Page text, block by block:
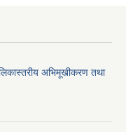
अभिमूखीकरण तथा